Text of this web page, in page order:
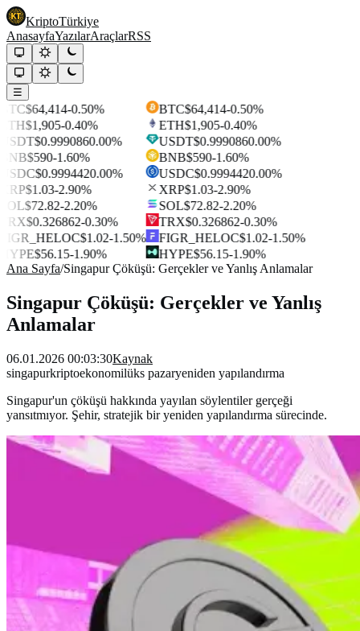
KriptoTürkiye
AnasayfaYazılarAraçlarRSS
☰
$64,414-0.50%
$1,905-0.40%
$0.9990860.00%
$590-1.60%
$0.9994420.00%
$1.03-2.90%
$72.82-2.20%
$0.326862-0.30%
$1.02-1.50%
$56.15-1.90%
BTC$64,414-0.50%
ETH$1,905-0.40%
USDT$0.9990860.00%
BNB$590-1.60%
USDC$0.9994420.00%
XRP$1.03-2.90%
SOL$72.82-2.20%
TRX$0.326862-0.30%
FIGR_HELOC$1.02-1.50%
HYPE$56.15-1.90%
Ana Sayfa/Singapur Çöküşü: Gerçekler ve Yanlış Anlamalar
Singapur Çöküşü: Gerçekler ve Yanlış
Anlamalar
06.01.2026 00:03:30Kaynak
singapurkriptoekonomilüks pazaryeniden yapılandırma
Singapur'un çöküşü hakkında yayılan söylentiler gerçeği
yansıtmıyor. Şehir, stratejik bir yeniden yapılandırma sürecinde.